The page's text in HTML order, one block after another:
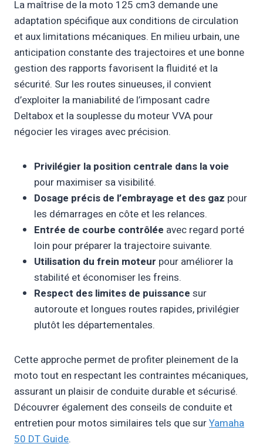
La maîtrise de la moto 125 cm3 demande une
adaptation spécifique aux conditions de circulation
et aux limitations mécaniques. En milieu urbain, une
anticipation constante des trajectoires et une bonne
gestion des rapports favorisent la fluidité et la
sécurité. Sur les routes sinueuses, il convient
d’exploiter la maniabilité de l’imposant cadre
Deltabox et la souplesse du moteur VVA pour
négocier les virages avec précision.
Privilégier la position centrale dans la voie
pour maximiser sa visibilité.
Dosage précis de l’embrayage et des gaz pour
les démarrages en côte et les relances.
Entrée de courbe contrôlée avec regard porté
loin pour préparer la trajectoire suivante.
Utilisation du frein moteur pour améliorer la
stabilité et économiser les freins.
Respect des limites de puissance sur
autoroute et longues routes rapides, privilégier
plutôt les départementales.
Cette approche permet de profiter pleinement de la
moto tout en respectant les contraintes mécaniques,
assurant un plaisir de conduite durable et sécurisé.
Découvrer également des conseils de conduite et
entretien pour motos similaires tels que surYamaha
50 DT Guide.